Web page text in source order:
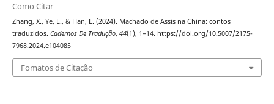
Como Citar
Zhang, X., Ye, L., & Han, L. (2024). Machado de Assis na China: contos
traduzidos. Cadernos De Tradução, 44(1), 1–14. https://doi.org/10.5007/2175-
7968.2024.e104085
Fomatos de Citação